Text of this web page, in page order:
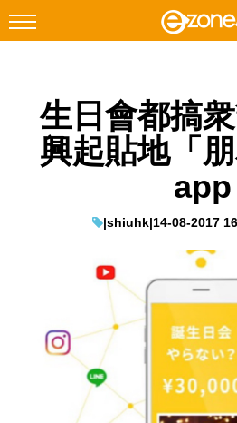
Facebook Instagram
科技焦點
生成式AI與雲端應用
Enterprise Digital Transformation
生日會都搞
興起貼地「朋
app
|shiuhk|14-08-2017